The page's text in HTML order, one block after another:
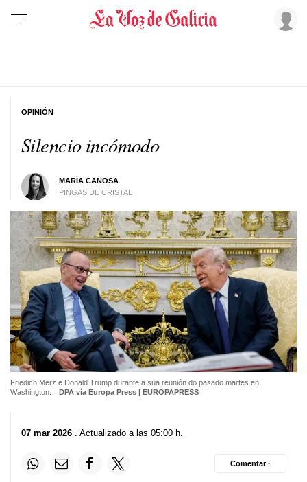
Silencio incómodo
MARÍA CANOSA
PINGAS DE CRISTAL
OPINIÓN
Friedich Merz e Donald Trump durante a súa reunión do pasado martes en
Washington.
DPA vía Europa Press | EUROPAPRESS
07 mar 2026 . Actualizado a las 05:00 h.
Comentar ·